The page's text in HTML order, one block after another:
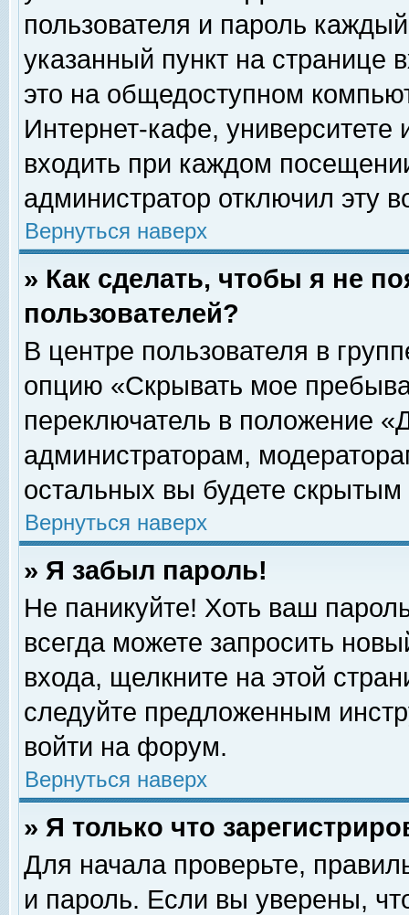
пользователя и пароль
указанный пункт на
это на общедоступном
Интернет-кафе, университете
входить при каждом
администратор отключил эту
Вернуться наверх
» Как сделать, чтобы я не
пользователей?
В центре пользователя в
опцию «Скрывать мое
переключатель в положение
администраторам,
остальных вы будете скрытым
Вернуться наверх
» Я забыл пароль!
Не паникуйте! Хоть ваш
всегда можете запросить
входа, щелкните на этой
следуйте предложенным
войти на форум.
Вернуться наверх
» Я только что
Для начала проверьте,
и пароль. Если вы уверены,